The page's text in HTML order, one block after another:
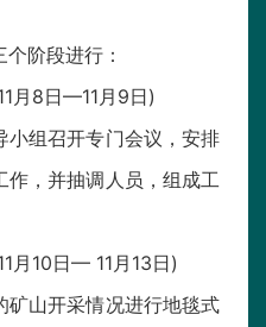
阶段进行：
月8日—11月9日)
小组召开专门会议，安排
作，并抽调人员，组成工
月10日— 11月13日)
矿山开采情况进行地毯式